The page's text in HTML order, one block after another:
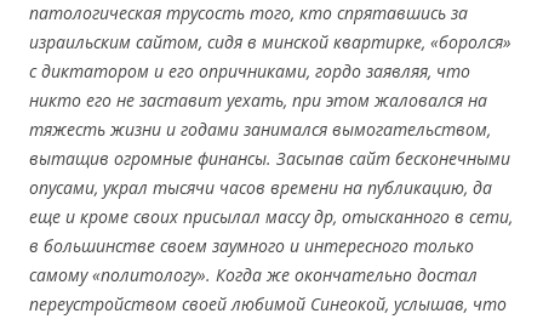
патологическая трусость того, кто спрятавшись за
израильским сайтом, сидя в минской квартирке, «боролся»
с диктатором и его опричниками, гордо заявляя, что
никто его не заставит уехать, при этом жаловался на
тяжесть жизни и годами занимался вымогательством,
вытащив огромные финансы. Засыпав сайт бесконечными
опусами, украл тысячи часов времени на публикацию, да
еще и кроме своих присылал массу др, отысканного в сети,
в большинстве своем заумного и интересного только
самому «политологу». Когда же окончательно достал
переустройством своей любимой Синеокой, услышав, что